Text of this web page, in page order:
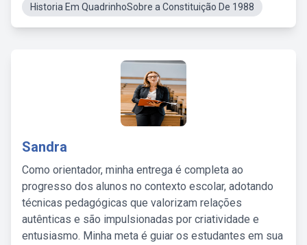
Historia Em QuadrinhoSobre a Constituição De 1988
Sandra
Como orientador, minha entrega é completa ao
progresso dos alunos no contexto escolar, adotando
técnicas pedagógicas que valorizam relações
autênticas e são impulsionadas por criatividade e
entusiasmo. Minha meta é guiar os estudantes em sua